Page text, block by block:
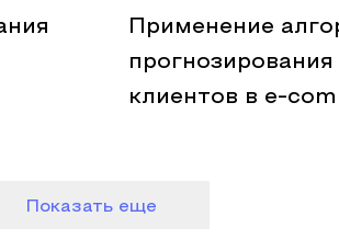
Применение
клиентов в e-
Показать еще